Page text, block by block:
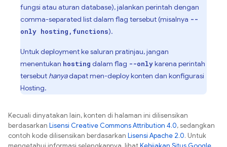
fungsi atau aturan database), jalankan perintah dengan
comma-separated list dalam flag tersebut (misalnya --
only hosting,functions).
Untuk deployment ke saluran pratinjau, jangan
menentukan hosting dalam flag --onlykarena perintah
tersebut hanyadapat men-deploy konten dan konfigurasi
Hosting.
Kecuali dinyatakan lain, konten di halaman ini dilisensikan
berdasarkan Lisensi Creative Commons Attribution 4.0, sedangkan
contoh kode dilisensikan berdasarkan Lisensi Apache 2.0. Untuk